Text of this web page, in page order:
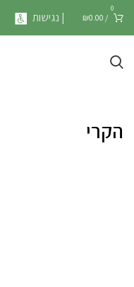
0
/
₪0.00 | נגישות
הקרי